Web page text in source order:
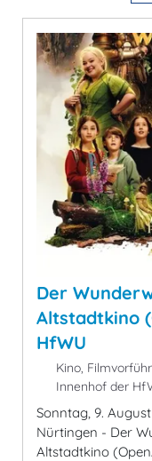
Der
Altstadtkino
HfWU
Kino,
Innenhof der
Sonntag, 9.
Nürtingen - Der
Altstadtkino